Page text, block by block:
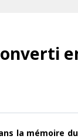
la mémoire